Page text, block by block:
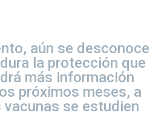
aún se desconoce
la protección que
más información
próximos meses, a
vacunas se estudien